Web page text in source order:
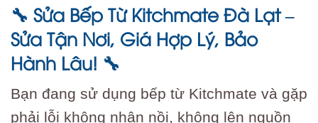
🔧 Sửa Bếp Từ Kitchmate Đà Lạt –
Sửa Tận Nơi, Giá Hợp Lý, Bảo
Hành Lâu! 🔧
Bạn đang sử dụng bếp từ Kitchmate và gặp
phải lỗi không nhận nồi, không lên nguồn